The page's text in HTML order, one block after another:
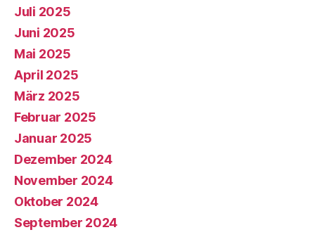
Juli 2025
Juni 2025
Mai 2025
April 2025
März 2025
Februar 2025
Januar 2025
Dezember 2024
November 2024
Oktober 2024
September 2024